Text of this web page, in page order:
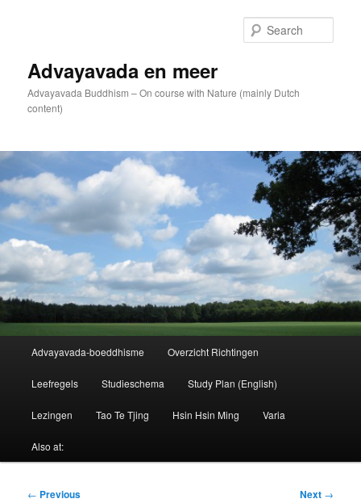
Advayavada en meer
Advayavada Buddhism – On course with Nature (mainly Dutch
content)
Advayavada-boeddhisme Overzicht Richtingen
Leefregels Studieschema Study Plan (English)
Lezingen Tao Te Tjing Hsin Hsin Ming Varia
Also at:
Post
← Previous Next →